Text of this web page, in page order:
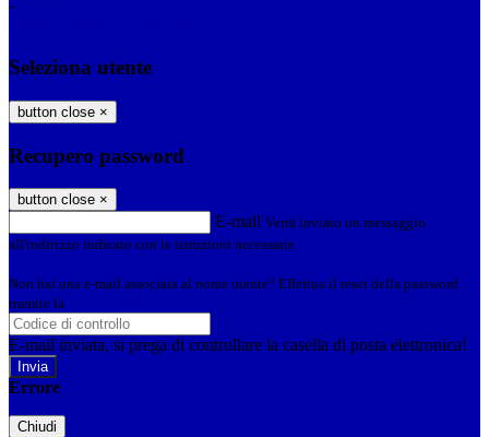
-
Seleziona utente
button close ×
Recupero password
button close ×
E-mail Verrà inviato un messaggio
all'indirizzo indicato con le istruzioni necessarie.
Non hai una e-mail associata al nome utente? Effettua il reset della password
tramite la
E-mail inviata, si prega di controllare la casella di posta elettronica!
Errore
Chiudi